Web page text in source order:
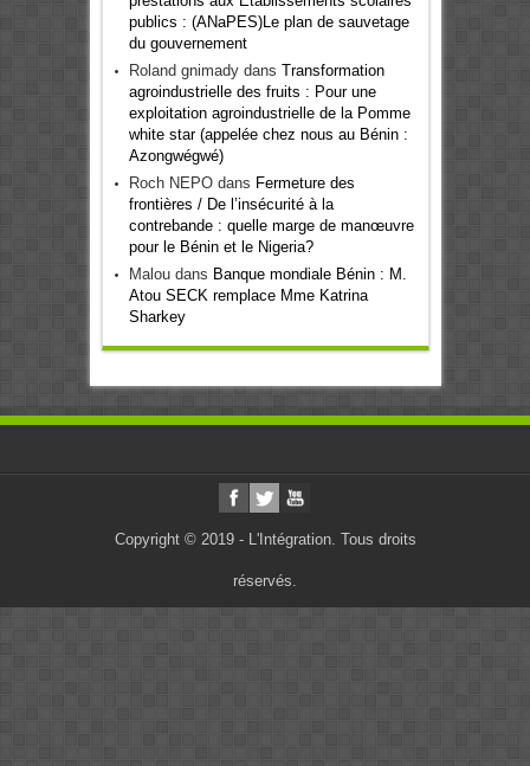
publics : (ANaPES)Le plan de sauvetage
du gouvernement
Roland gnimadydans Transformation
agroindustrielle des fruits : Pour une
exploitation agroindustrielle de la Pomme
white star (appelée chez nous au Bénin :
Azongwégwé)
Roch NEPOdans Fermeture des
frontières / De l’insécurité à la
contrebande : quelle marge de manœuvre
pour le Bénin et le Nigeria?
Maloudans Banque mondiale Bénin : M.
Atou SECK remplace Mme Katrina
Sharkey
Copyright © 2019 - L'Intégration. Tous droits
réservés.